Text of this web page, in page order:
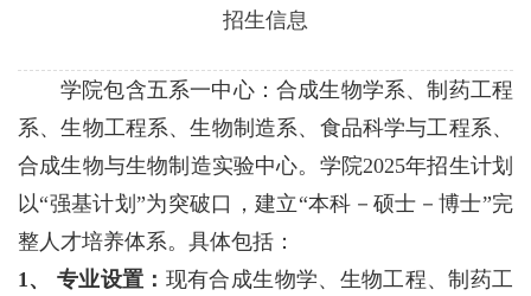
招生信息
学院包含五系一中心：合成生物学系、制药工程
系、生物工程系、生物制造系、食品科学与工程系、
合成生物与生物制造实验中心。学院2025年招生计划
以“强基计划”为突破口，建立“本科－硕士－博士”完
整人才培养体系。具体包括：
1、 专业设置： 现有合成生物学、生物工程、制药工